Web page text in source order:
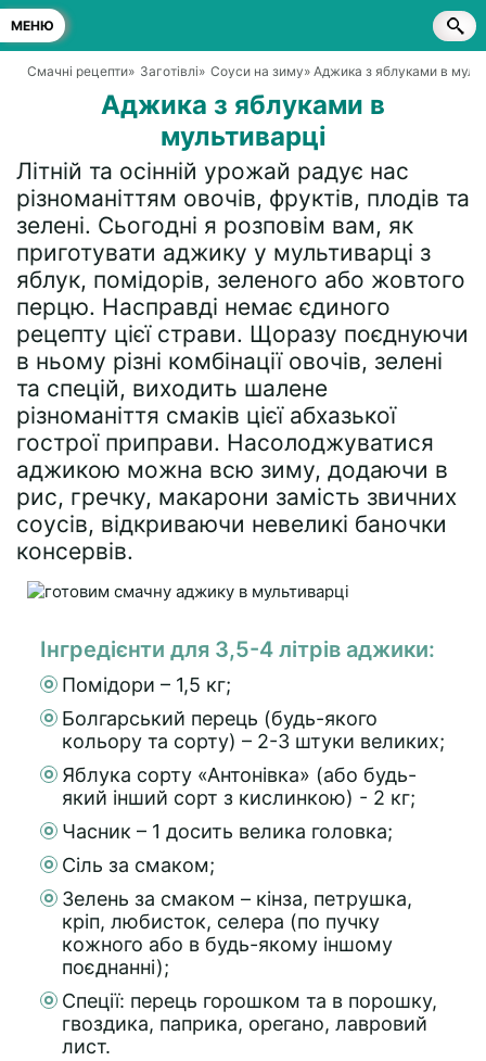
МЕНЮ
Смачні рецепти» Заготівлі» Соуси на зиму» Аджика з яблуками в
Аджика з яблуками в
мультиварці
Літній та осінній урожай радує нас
різноманіттям овочів, фруктів, плодів та
зелені. Сьогодні я розповім вам, як
приготувати аджику у мультиварці з
яблук, помідорів, зеленого або жовтого
перцю. Насправді немає єдиного
рецепту цієї страви. Щоразу поєднуючи
в ньому різні комбінації овочів, зелені
та спецій, виходить шалене
різноманіття смаків цієї абхазької
гострої приправи. Насолоджуватися
аджикою можна всю зиму, додаючи в
рис, гречку, макарони замість звичних
соусів, відкриваючи невеликі баночки
консервів.
Інгредієнти для 3,5-4 літрів аджики:
Помідори – 1,5 кг;
Болгарський перець (будь-якого
кольору та сорту) – 2-3 штуки великих;
Яблука сорту «Антонівка» (або будь-
який інший сорт з кислинкою) - 2 кг;
Часник – 1 досить велика головка;
Сіль за смаком;
Зелень за смаком – кінза, петрушка,
кріп, любисток, селера (по пучку
кожного або в будь-якому іншому
поєднанні);
Спеції: перець горошком та в порошку,
гвоздика, паприка, орегано, лавровий
лист.